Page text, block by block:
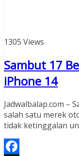
1305 Views
Sambut 17
iPhone 14
Jadwalbalap.com –
salah satu merek
tidak ketinggalan